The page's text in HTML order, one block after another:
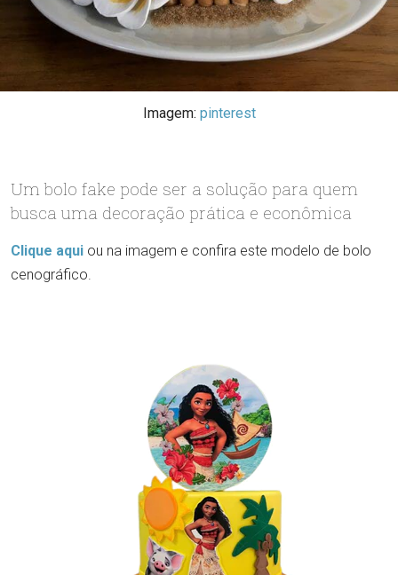
Imagem: pinterest
Um bolo fake pode ser a solução para quem
busca uma decoração prática e econômica
Clique aqui ou na imagem e confira este modelo de bolo
cenográfico.